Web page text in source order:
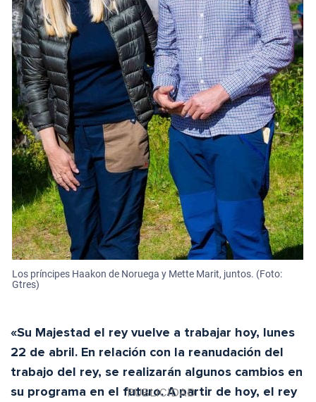
Los príncipes Haakon de Noruega y Mette Marit, juntos. (Foto:
Gtres)
«Su Majestad el rey vuelve a trabajar hoy, lunes
22 de abril. En relación con la reanudación del
trabajo del rey, se realizarán algunos cambios en
su programa en el futuro. A partir de hoy, el rey